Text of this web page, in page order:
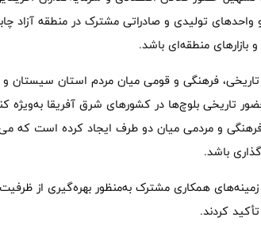
تولیدی و صادراتی مشترک در منطقه آزاد
بازارهای منطقه‌ای باشد.
تاریخی، فرهنگی و قومی میان مردم استان سیستان و
تاریخی بلوچ‌ها در کشورهای شرق آفریقا به‌ویژه
فرهنگی و مردمی میان دو طرف ایجاد کرده است که
باشد.
زمینه‌های همکاری مشترک به‌منظور بهره‌گیری از
کردند.